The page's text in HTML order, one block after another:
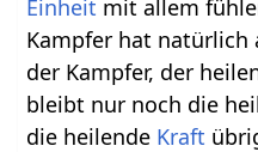
Einheit mit allem
Kampfer hat natürlich
der Kampfer, der
bleibt nur noch die
die heilende Kraft